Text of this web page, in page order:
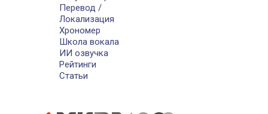
Перевод /
Локализация
Хрономер
Школа вокала
ИИ озвучка
Рейтинги
Статьи